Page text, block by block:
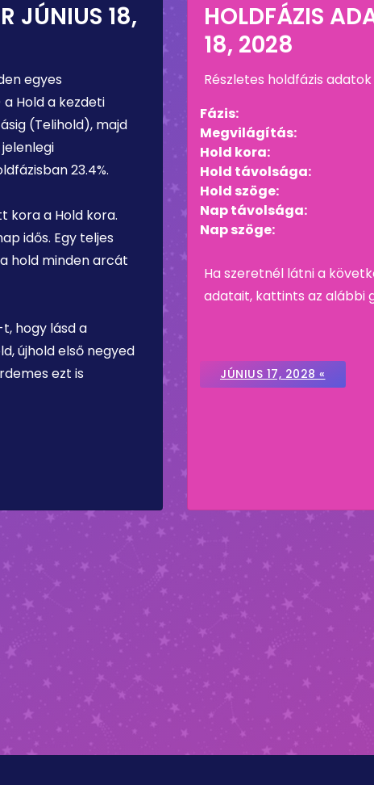
JÚNIUS 18,
egyes
Hold a kezdeti
(Telihold), majd
23.4%.
kora a Hold kora.
idős. Egy teljes
hold minden arcát
hogy lásd a
újhold első negyed
ezt is
HOLDFÁZIS
18, 2028
Részletes holdfázis
Fázis:
Megvilágítás:
Hold kora:
Hold távolsága:
Hold szöge:
Nap távolsága:
Nap szöge:
Ha szeretnél látni a
adatait, kattints az alábbi
JÚNIUS 17, 2028 «